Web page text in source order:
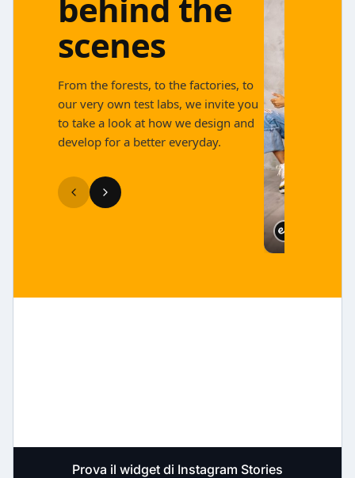
Prova il widget di Instagram Stories